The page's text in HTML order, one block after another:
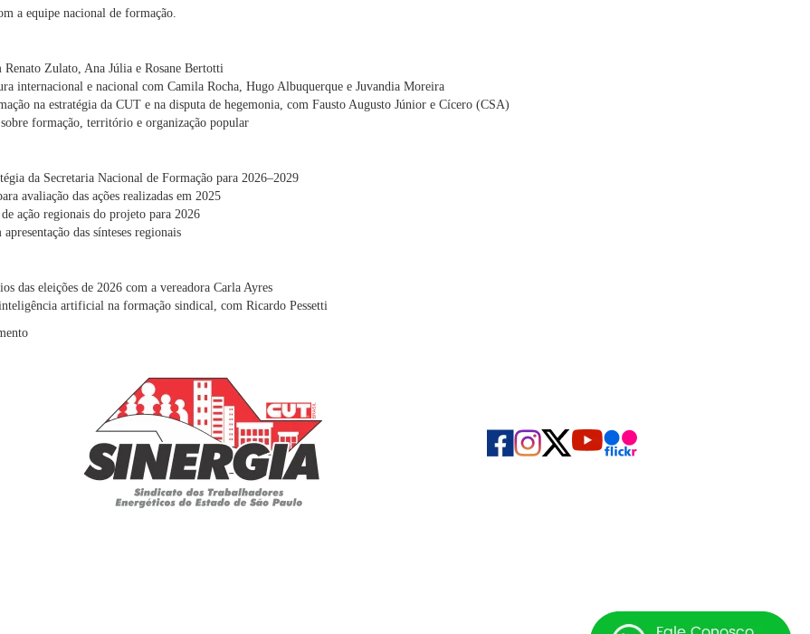
a equipe nacional de formação.
Zulato, Ana Júlia e Rosane Bertotti
internacional e nacional com Camila Rocha, Hugo Albuquerque e Juvandia Moreira
na estratégia da CUT e na disputa de hegemonia, com Fausto Augusto Júnior e Cícero (CSA)
formação, território e organização popular
da Secretaria Nacional de Formação para 2026–2029
avaliação das ações realizadas em 2025
ação regionais do projeto para 2026
das sínteses regionais
das eleições de 2026 com a vereadora Carla Ayres
artificial na formação sindical, com Ricardo Pessetti